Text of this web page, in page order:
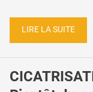
LIRE LA SUITE